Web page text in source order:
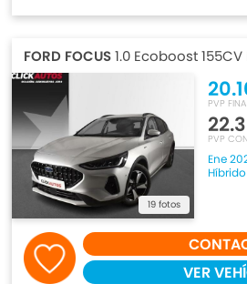
FORD FOCUS1.0 Ecoboost
19 fotos
PVP
PVP
Ene
Híbrido
VER